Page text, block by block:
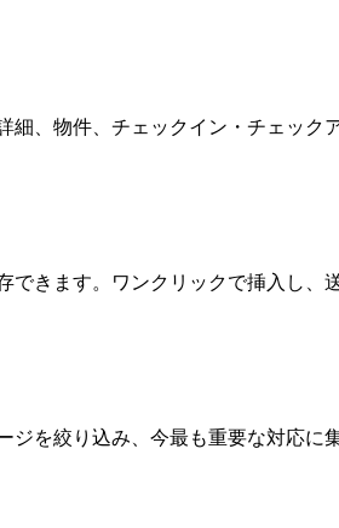
、物件、チェックイン・チェック
できます。ワンクリックで挿入し、
を絞り込み、今最も重要な対応に